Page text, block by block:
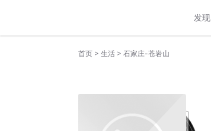
发现
首页 > 生活 > 石家庄-苍岩山